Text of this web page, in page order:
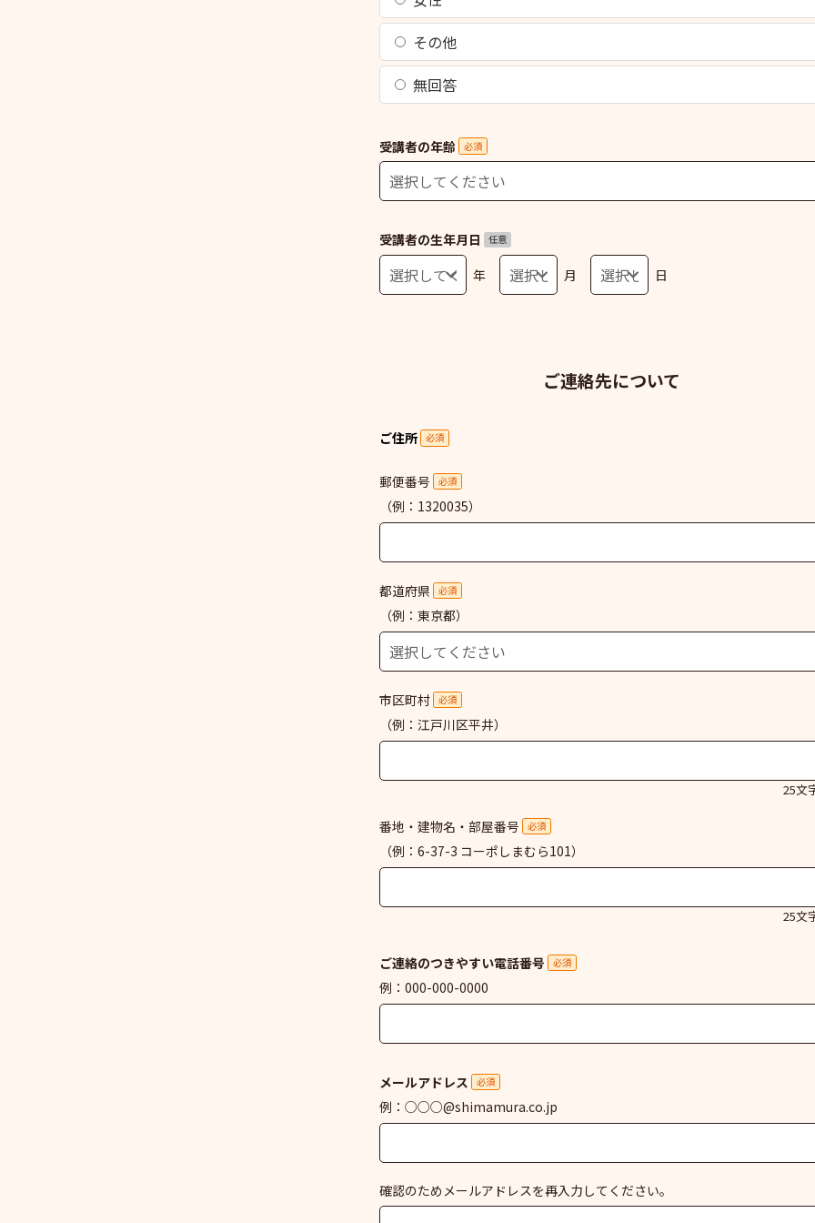
その他
無回答
受講者の年齢 必須
受講者の生年月日 任意
年 月 日
ご連絡先について
ご住所 必須
郵便番号 必須
（例：1320035）
都道府県 必須
（例：東京都）
市区町村 必須
（例：江戸川区平井）
25文
番地・建物名・部屋番号 必須
（例：6-37-3 コーポしまむら101）
25文
ご連絡のつきやすい電話番号 必須
例：000-000-0000
メールアドレス 必須
例：○○○@shimamura.co.jp
確認のためメールアドレスを再入力してください。